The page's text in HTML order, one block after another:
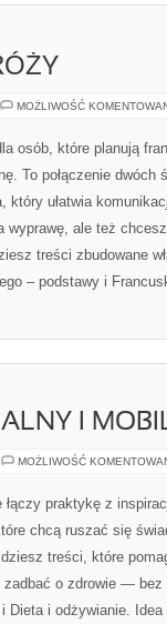
MOŻLIWOŚĆ
osób, które planują
To połączenie dwóch
który ułatwia
wyprawę, ale też
treści zbudowane
– podstawy i
I
MOŻLIWOŚĆ
praktykę z
chcą ruszać się
treści, które
zadbać o zdrowie —
Dieta i odżywianie.